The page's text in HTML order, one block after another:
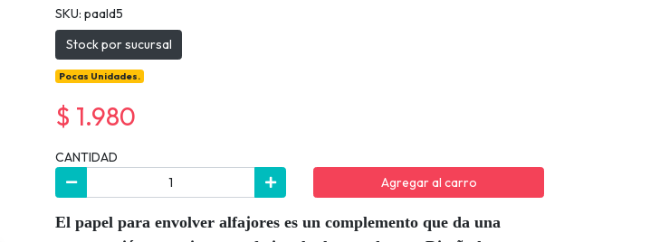
SKU: paald5
Stock por sucursal
Pocas Unidades.
$ 1.980
CANTIDAD
Agregar al carro
El papel para envolver alfajores es un complemento que da una